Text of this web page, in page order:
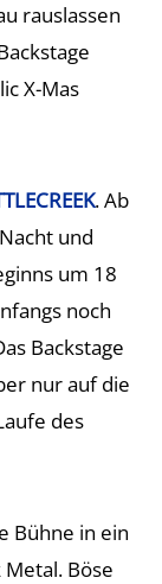
rauslassen
X-Mas
. Ab
und
um 18
noch
Backstage
nur auf die
des
Bühne in ein
Böse